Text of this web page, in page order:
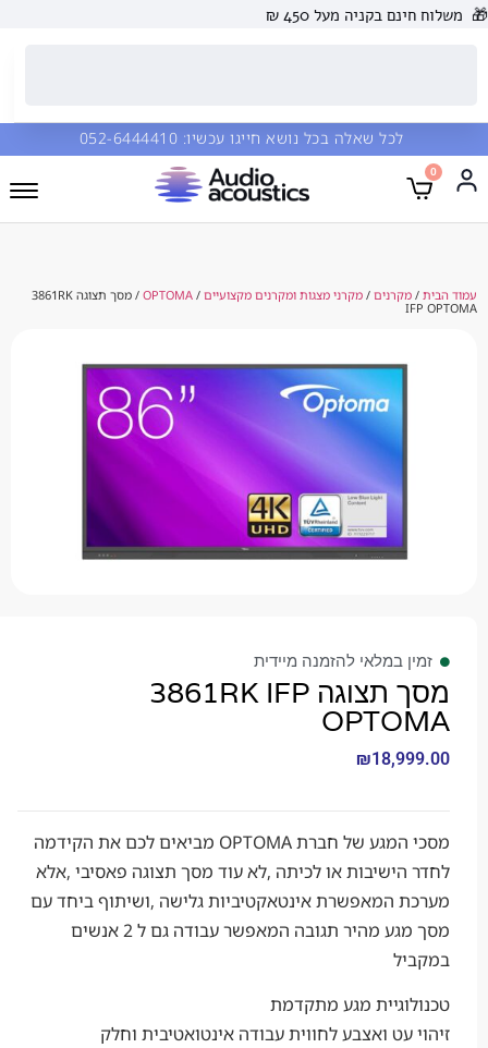
בקניה מעל 450 ₪
שאלה בכל נושא חייגו עכשיו: 052-6444410
/מקרני מצגות ומקרנים מקצועיים/
OPTOMA
/ מסך תצוגה 3861RK
במלאי להזמנה מיידית
מסך תצוגה 3861RK IFP
₪
מסכי המגע של חברת OPTOMA מביאים לכם את הקידמה
או לכיתה ,לא עוד מסך תצוגה פאסיבי ,אלא
המאפשרת אינטאקטיביות גלישה ,ושיתוף ביחד עם
מסך מגע מהיר תגובה המאפשר עבודה גם ל 2 אנשים
מגע מתקדמת
ואצבע לחווית עבודה אינטואטיבית וחלק